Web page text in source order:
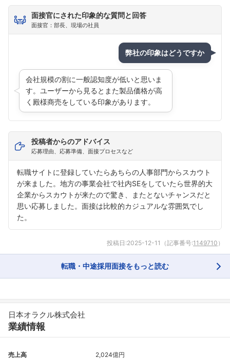
面接官にされた印象的な質問と回答
面接官：部長、現場の社員
弊社の印象はどうですか
会社規模の割に一般認知度が低いと思いま
す。ユーザーから見るとまた製品価格が高
く殿様商売をしている印象があります。
投稿者からのアドバイス
応募理由、応募準備、面接プロセスなど
転職サイトに登録していたらあちらの人事部門からスカウト
が来ました。地方の事業会社で社内SEをしていたら世界的大
企業からスカウトが来たので驚き、またとないチャンスだと
思い応募しました。面接は比較的カジュアルな雰囲気でし
た。
投稿日:2025-12-11 （記事番号:1149710 ）
転職・中途採用面接をもっと読む
日本オラクル株式会社
業績情報
売上高 2,024億円